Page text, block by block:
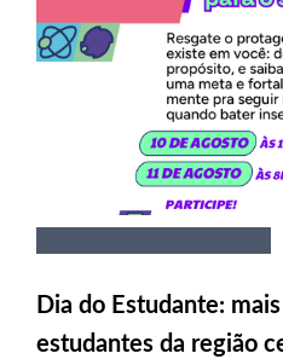
Dia do Estudante:
estudantes da região